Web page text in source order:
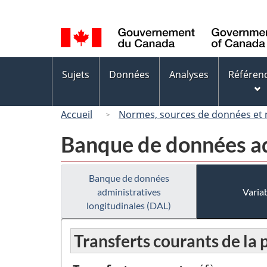
de
la
langue
des
Sujets Données Analyses
Accueil Normes, sources de données et
Banque de données
Banque de données
administratives
longitudinales (DAL)
Transferts courants de la